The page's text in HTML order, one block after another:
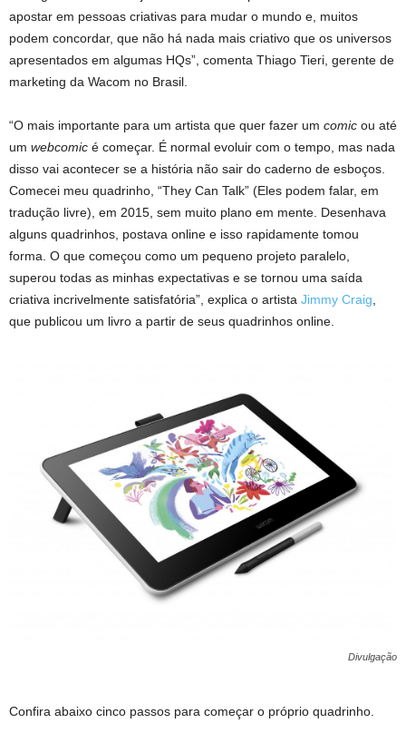
apostar em pessoas criativas para mudar o mundo e, muitos
podem concordar, que não há nada mais criativo que os universos
apresentados em algumas HQs”, comenta Thiago Tieri, gerente de
marketing da Wacom no Brasil.
“O mais importante para um artista que quer fazer um comic ou até
um webcomic é começar. É normal evoluir com o tempo, mas nada
disso vai acontecer se a história não sair do caderno de esboços.
Comecei meu quadrinho, “They Can Talk” (Eles podem falar, em
tradução livre), em 2015, sem muito plano em mente. Desenhava
alguns quadrinhos, postava online e isso rapidamente tomou
forma. O que começou como um pequeno projeto paralelo,
superou todas as minhas expectativas e se tornou uma saída
criativa incrivelmente satisfatória”, explica o artista Jimmy Craig,
que publicou um livro a partir de seus quadrinhos online.
Divulgação
Confira abaixo cinco passos para começar o próprio quadrinho.